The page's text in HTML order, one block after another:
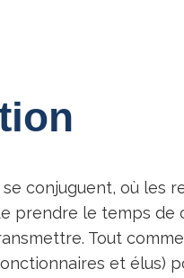
conjuguent, où les
prendre le temps
Tout
et élus)